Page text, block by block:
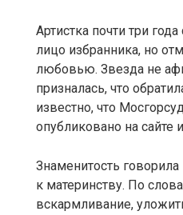
Артистка почти три
лицо избранника, но
любовью. Звезда не
призналась, что
известно, что
опубликовано на сайте
Знаменитость
к материнству. По
вскармливание,